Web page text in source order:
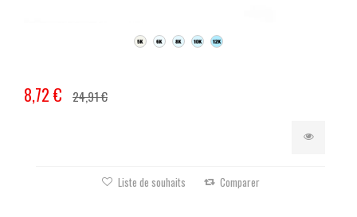
8,72 € 24,91 €
Liste de souhaits Comparer